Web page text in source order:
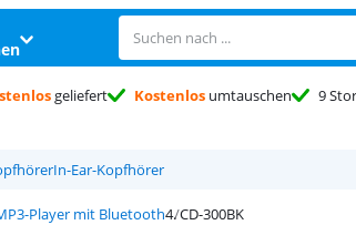
geliefert Kostenlos umtauschen 9
In-Ear-Kopfhörer
Player mit Bluetooth CD-300BK